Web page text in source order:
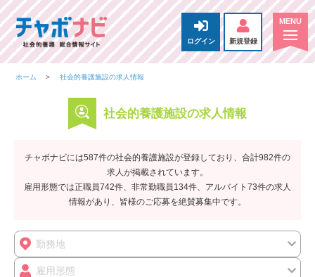
ログイン 新規登録
ホーム 社会的養護施設の求人情報
社会的養護施設の求人情報
チャボナビには587件の社会的養護施設が登録しており、合計982件の
求人が掲載されています。
雇用形態では正職員742件、非常勤職員134件、アルバイト73件の求人
情報があり、皆様のご応募を絶賛募集中です。
勤務地
雇用形態